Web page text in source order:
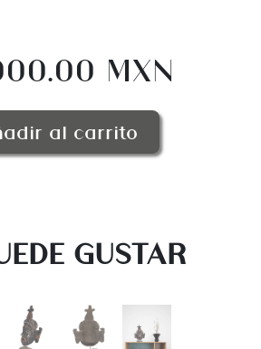
MXN
al carrito
GUSTAR